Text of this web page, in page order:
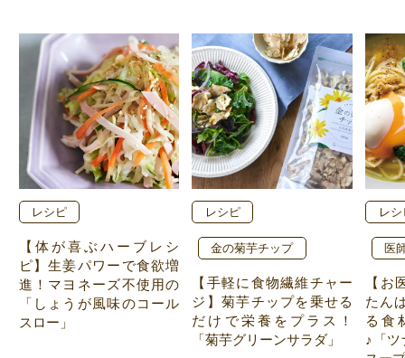
レシピ
【体が喜ぶハーブレシ
ピ】生姜パワーで食欲増
進！マヨネーズ不使用の
「しょうが風味のコール
スロー」
レシピ
金の菊芋チップ
【手軽に食物繊維チャー
ジ】菊芋チップを乗せる
だけで栄養をプラス！
「菊芋グリーンサラダ」
レシ
医
【お
たん
る食
♪「ツ